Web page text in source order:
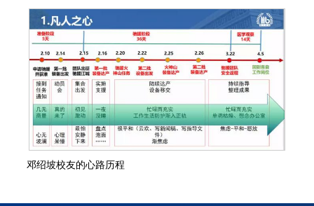
邓绍坡校友的心路历程